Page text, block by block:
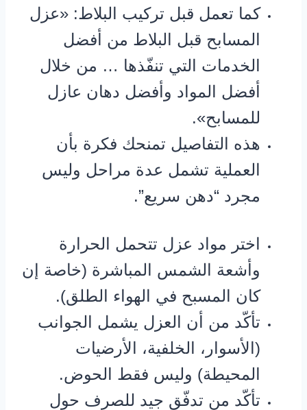
كما تعمل قبل تركيب البلاط: «عزل
المسابح قبل البلاط من أفضل
الخدمات التي تنفّذها … من خلال
أفضل المواد وأفضل دهان عازل
للمسابح».
هذه التفاصيل تمنحك فكرة بأن
العملية تشمل عدة مراحل وليس
مجرد “دهن سريع”.
اختر مواد عزل تتحمل الحرارة
وأشعة الشمس المباشرة (خاصة إن
كان المسبح في الهواء الطلق).
تأكّد من أن العزل يشمل الجوانب
(الأسوار، الخلفية، الأرضيات
المحيطة) وليس فقط الحوض.
تأكّد من تدفّق جيد للصرف حول